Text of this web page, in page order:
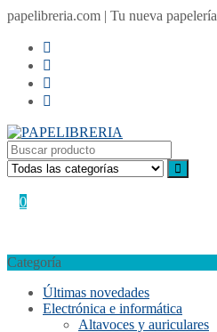
Ir
contenido
papelibreria.com | Tu nueva papelería
0
Categoría
Últimas novedades
Electrónica e informática
Altavoces y auriculares